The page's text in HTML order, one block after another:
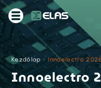
Kezdőlap › Innoelectro 2026
Innoelectro